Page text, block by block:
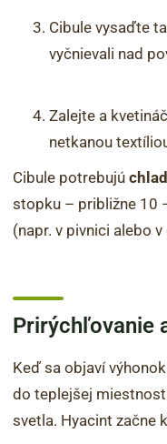
Cibule vysaďte
vyčnievali nad
Zalejte a
netkanou
Cibule potrebujú
stopku – približne 10
(napr. v pivnici alebo
Prirýchľovanie
Keď sa objaví
do teplejšej
svetla. Hyacint začne